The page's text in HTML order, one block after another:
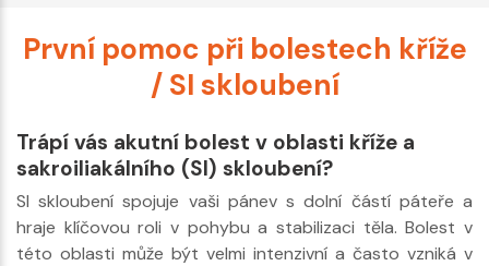
První pomoc při bolestech kříže
/ SI skloubení
Trápí vás akutní bolest v oblasti kříže a
sakroiliakálního (SI) skloubení?
SI skloubení spojuje vaši pánev s dolní částí páteře a
hraje klíčovou roli v pohybu a stabilizaci těla. Bolest v
této oblasti může být velmi intenzivní a často vzniká v